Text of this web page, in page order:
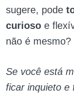
sugere, pode
curioso e
não é
Se você está
ficar inquieto e